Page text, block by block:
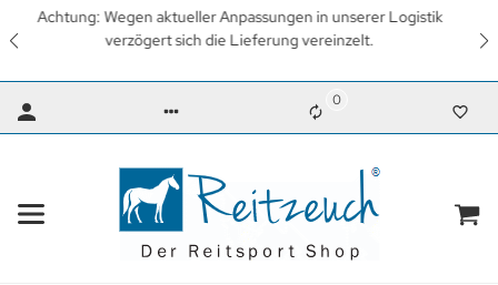
Wir arbeiten mit Hochdruck daran, so schnell wie möglich
wieder unsere gewohnten Lieferzeiten zu erreichen. Vielen
0